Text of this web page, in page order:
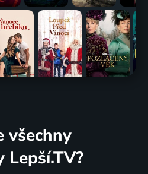
všechny
Lepší.TV?